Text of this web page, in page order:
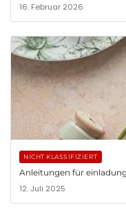
16. Februar 2026
NICHT KLASSIFIZIERT
Anleitungen für
12. Juli 2025